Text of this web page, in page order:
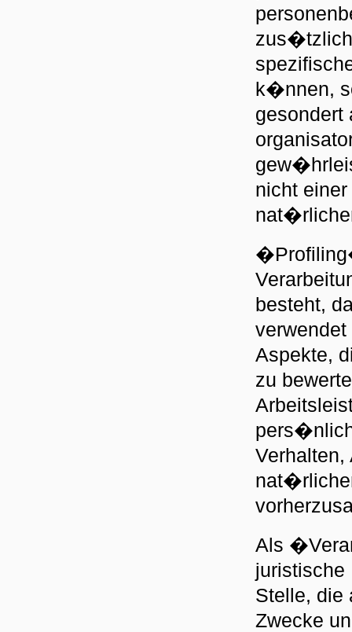
k�nnen,
gesondert
nicht
besteht,
Aspekte,
zu
Verhalten,
Als
juristische
Stelle, die
Zwecke